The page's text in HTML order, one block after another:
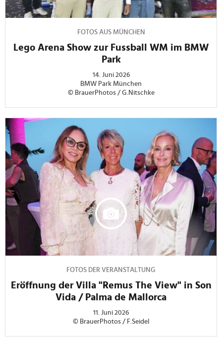
FOTOS AUS MÜNCHEN
Lego Arena Show zur Fussball WM im BMW
Park
14. Juni 2026
BMW Park München
© BrauerPhotos / G.Nitschke
FOTOS DER VERANSTALTUNG
Eröffnung der Villa "Remus The View" in Son
Vida / Palma de Mallorca
11. Juni 2026
© BrauerPhotos / F.Seidel